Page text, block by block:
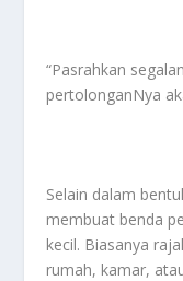
“Pasrahkan
pertolonganNya
Selain dalam
membuat benda
kecil. Biasanya
rumah, kamar,